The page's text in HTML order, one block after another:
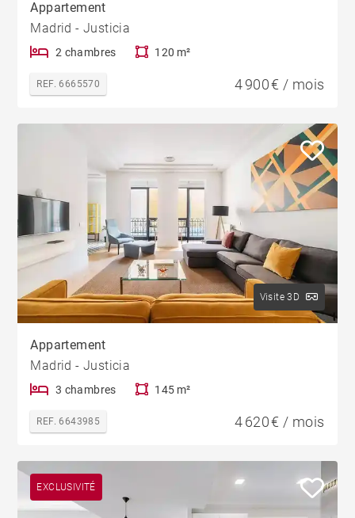
Appartement
Madrid - Justicia
2 chambres 120 m²
REF. 6665570 4 900 € / mois
Visite 3D
Appartement
Madrid - Justicia
3 chambres 145 m²
REF. 6643985 4 620 € / mois
EXCLUSIVITÉ